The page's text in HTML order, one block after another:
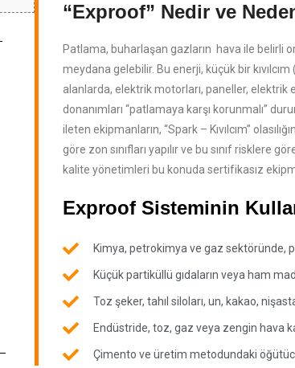
“Exproof” Nedir ve
Patlama, buharlaşan gazların hava ile belirli
meydana gelebilir. Bu enerji, küçük bir
alanlarda, elektrik motorları, paneller, elektrik
donanımları “patlamaya karşı korunmalı”
ileten ekipmanların, “Spark – Kıvılcım”
göre zon sınıfları yapılır ve bu sınıf risklere
kalite yönetimleri bu konuda sertifikasız
Exproof Sisteminin
Kimya, petrokimya ve gaz sektöründe,
Küçük partiküllü gıdaların veya ham
Toz şeker, tahıl siloları, un, kakao,
Endüstride, toz, gaz veya zengin hava
Çimento ve üretim metodundaki